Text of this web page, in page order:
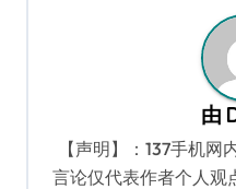
由
【声明】：137手机
言论仅代表作者个人观